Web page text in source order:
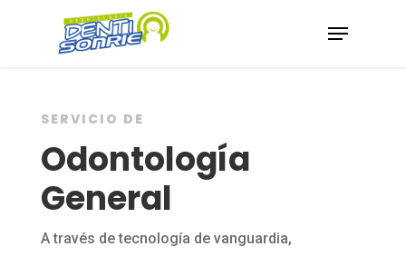
Hit enter to search or ESC to close
SERVICIO DE
Odontología
General
A través de tecnología de vanguardia,